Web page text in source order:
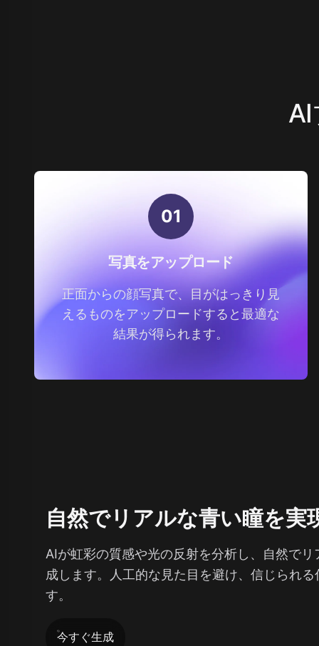
01
写真をアップロード
正面からの顔写真で、目がはっきり見
えるものをアップロードすると最適な
結果が得られます。
自然でリアルな青い瞳を実
AIが虹彩の質感や光の反射を分析し、自然で
成します。人工的な見た目を避け、信じられ
す。
今すぐ生成